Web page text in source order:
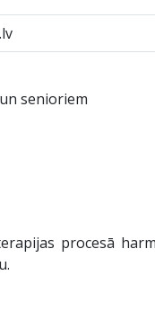
senioriem
procesā